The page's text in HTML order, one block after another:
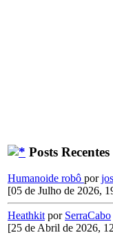
Posts Recentes
Humanoide robô por
[05 de Julho de 2026,
Heathkit por SerraCabo
[25 de Abril de 2026,